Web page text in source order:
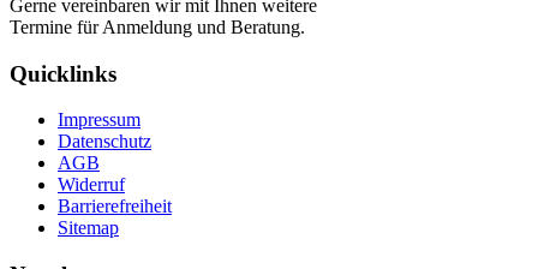
Gerne vereinbaren wir mit Ihnen weitere
Termine für Anmeldung und Beratung.
Quicklinks
Impressum
Datenschutz
AGB
Widerruf
Barrierefreiheit
Sitemap